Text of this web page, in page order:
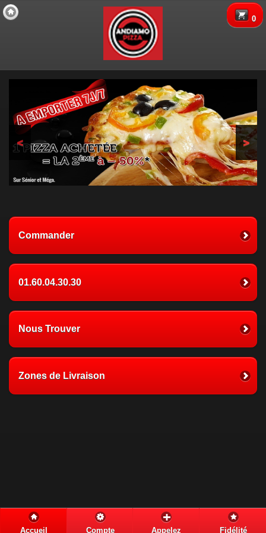
0
< >
Commander
01.60.04.30.30
Nous Trouver
Zones de Livraison
Accueil Compte Appelez Fidélité
Copyright 2013 Des-Click Com